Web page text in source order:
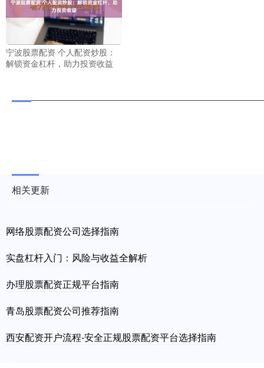
宁波股票配资 个人配资炒股：
解锁资金杠杆，助力投资收益
相关更新
网络股票配资公司选择指南
实盘杠杆入门：风险与收益全解析
办理股票配资正规平台指南
青岛股票配资公司推荐指南
西安配资开户流程-安全正规股票配资平台选择指南